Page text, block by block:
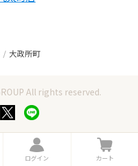
大政所町
All rights reserved.
ロ
グ
ログイン
カ
ー
カート